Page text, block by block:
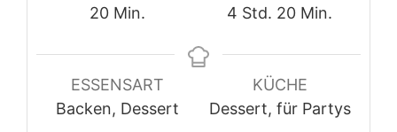
20Minuten
Min.
4 Stunden
Std. 20Minuten
Min.
ESSENSART
Backen, Dessert
KÜCHE
Dessert, für Partys